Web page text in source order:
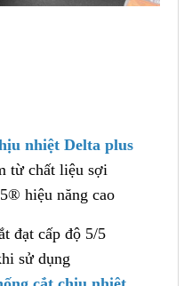
nhiệt Delta plus
từ chất liệu sợi
hiệu năng cao
đạt cấp độ 5/5
sử dụng